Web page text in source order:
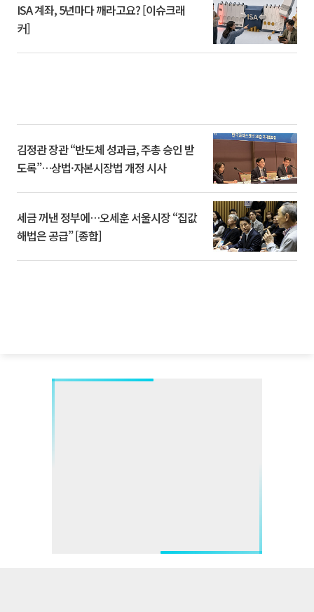
ISA 계좌, 5년마다 깨라고요? [이슈크래
커]
김정관 장관 “반도체 성과급, 주총 승인 받
도록”…상법·자본시장법 개정 시사
세금 꺼낸 정부에…오세훈 서울시장 “집값
해법은 공급” [종합]